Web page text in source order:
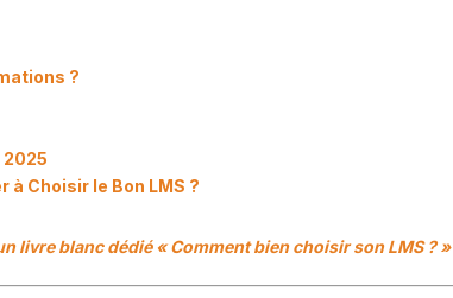
?
2025
à Choisir le Bon LMS ?
livre blanc dédié « Comment bien choisir son LMS ? »